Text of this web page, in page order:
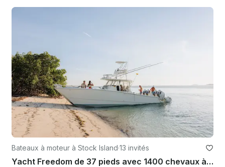
Bateaux à moteur à Stock Island·13 invités
Yacht Freedom de 37 pieds avec 1400 chevaux à Key West, en Floride